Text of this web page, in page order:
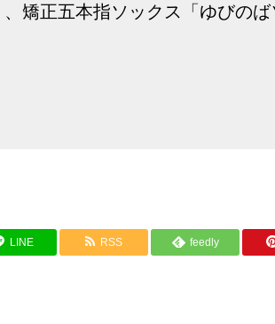
矯正五本指ソックス「ゆびのば
LINE RSS feedly